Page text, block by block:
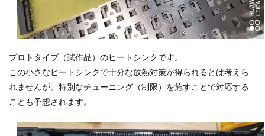
プロトタイプ（試作品）のヒートシンクです。
この小さなヒートシンクで十分な放熱対策が得られるとは考えら
れませんが、特別なチューニング（制限）を施すことで対応する
ことも予想されます。